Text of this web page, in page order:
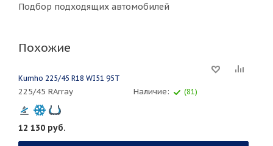
Подбор подходящих автомобилей
Похожие
Kumho 225/45 R18 WI51 95T
225/45 RArray Наличие: (81)
12 130 руб.